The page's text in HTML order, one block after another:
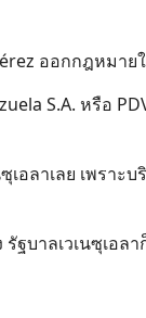
ออกกฎหม
S.A. หรือ
ลาเลย เพราะ
ฐบาลเวเนซุเอ